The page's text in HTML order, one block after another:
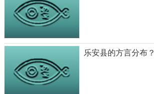
乐安县的方言分布？